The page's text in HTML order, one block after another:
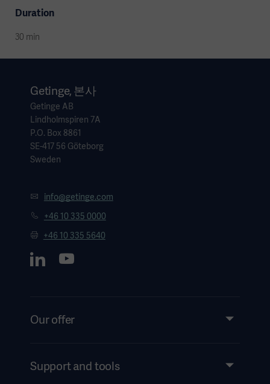
Duration
30 min
Getinge, 본사
Getinge AB
Lindholmspiren 7A
P.O. Box 8861
SE-417 56 Göteborg
Sweden
info@getinge.com
+46 10 335 0000
+46 10 335 5640
Our offer
Services
Support and tools